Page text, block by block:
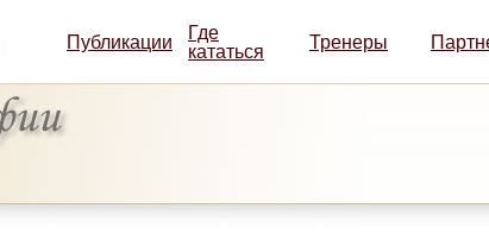
Публикации Где
кататься Тренеры